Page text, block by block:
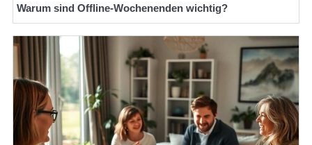
Warum sind Offline-Wochenenden wichtig?